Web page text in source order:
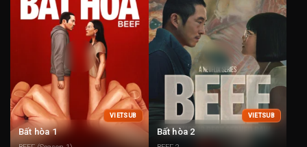
VIETSUB
Bất hòa 1
VIETSUB
Bất hòa 2